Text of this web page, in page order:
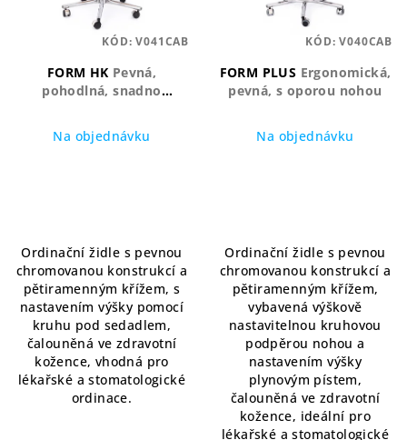
FORM HK Pevná,
pohodlná, snadno
Na objednávku
z
5
hvězdiček.
Ordinační židle s pevnou
chromovanou konstrukcí a
pětiramenným křížem, s
nastavením výšky pomocí
kruhu pod sedadlem,
čalouněná ve zdravotní
kožence, vhodná pro
lékařské a stomatologické
ordinace.
KÓD:V041CAB
FORM PLUS Ergonomická,
pevná, s oporou nohou
Na objednávku
Ordinační židle s pevnou
chromovanou konstrukcí a
pětiramenným křížem,
vybavená výškově
nastavitelnou kruhovou
podpěrou nohou a
nastavením výšky
plynovým pístem,
čalouněná ve zdravotní
kožence, ideální pro
lékařské a stomatologické
KÓD:V040CAB